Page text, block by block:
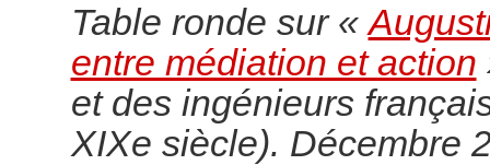
Table ronde sur «
entre médiation et action
et des ingénieurs
XIXe siècle). Décembre